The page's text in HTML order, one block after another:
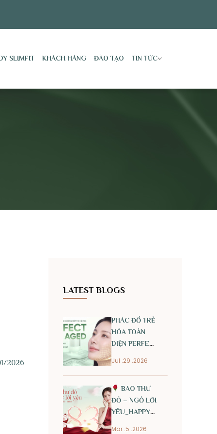
SLIMFIT KHÁCH HÀNG ĐÀO TẠO TIN TỨC
2026
LATEST BLOGS
PHÁC ĐỒ TRẺ
HÓA TOÀN
DIỆN PERFECT
Jul .29 .2026
BAO THƯ
ĐỎ – NGỎ LỜI
YÊU_HAPPY
Mar .5 .2026